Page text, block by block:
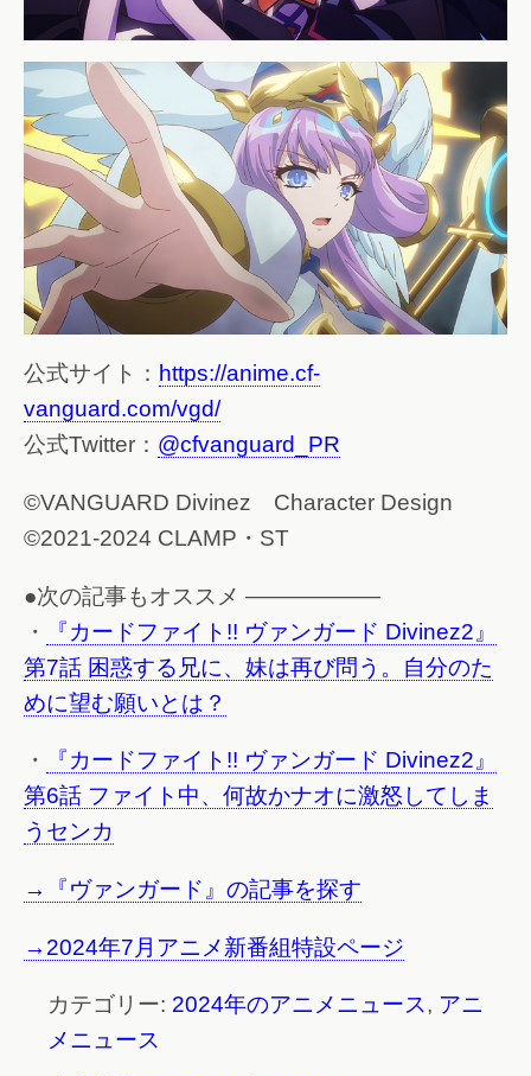
公式サイト： https://anime.cf-
vanguard.com/vgd/
公式Twitter： @cfvanguard_PR
©VANGUARD Divinez Character Design
©2021-2024 CLAMP・ST
●次の記事もオススメ ——————
・
『カードファイト!! ヴァンガード Divinez2』
第7話 困惑する兄に、妹は再び問う。自分のた
めに望む願いとは？
・
『カードファイト!! ヴァンガード Divinez2』
第6話 ファイト中、何故かナオに激怒してしま
うセンカ
→『ヴァンガード』の記事を探す
→2024年7月アニメ新番組特設ページ
カテゴリー: 2024年のアニメニュース, アニ
メニュース